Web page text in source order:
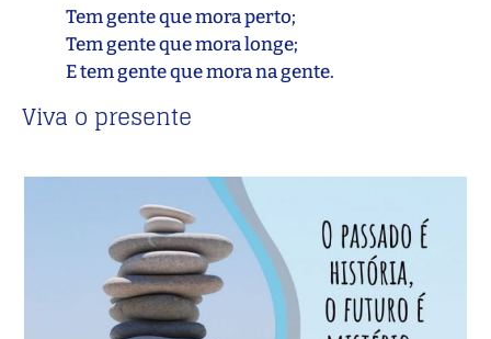
Tem gente que mora perto;
Tem gente que mora longe;
E tem gente que mora na gente.
Viva o presente